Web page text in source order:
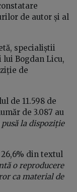
de autor și al
specialiștii
Bogdan Licu,
de
de 11.598 de
de 3.087 au
la dispoziție
din textul
o reproducere
ca material de